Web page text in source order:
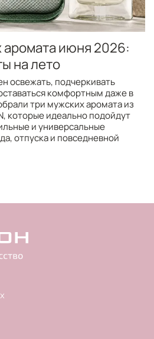
июня 2026:
на лето
освежать, подчеркивать
комфортным даже в
три мужских аромата из
которые идеально подойдут
и универсальные
отпуска и повседневной